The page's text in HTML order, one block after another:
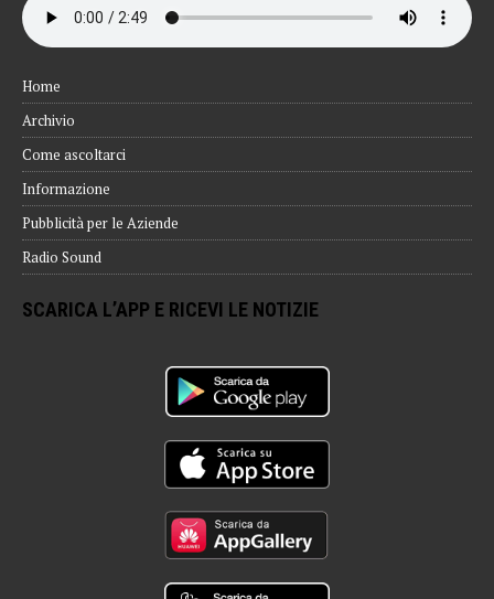
Home
Archivio
Come ascoltarci
Informazione
Pubblicità per le Aziende
Radio Sound
SCARICA L’APP E RICEVI LE NOTIZIE